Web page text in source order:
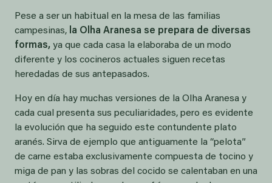
Pese a ser un habitual en la mesa de las familias
campesinas, la Olha Aranesa se prepara de diversas
formas, ya que cada casa la elaboraba de un modo
diferente y los cocineros actuales siguen recetas
heredadas de sus antepasados.
Hoy en día hay muchas versiones de la Olha Aranesa y
cada cual presenta sus peculiaridades, pero es evidente
la evolución que ha seguido este contundente plato
aranés. Sirva de ejemplo que antiguamente la “pelota”
de carne estaba exclusivamente compuesta de tocino y
miga de pan y las sobras del cocido se calentaban en una